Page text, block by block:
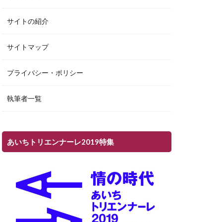
サイトの紹介
サイトマップ
プライバシー・ポリシー
執筆者一覧
あいちトリエンナーレ2019特集